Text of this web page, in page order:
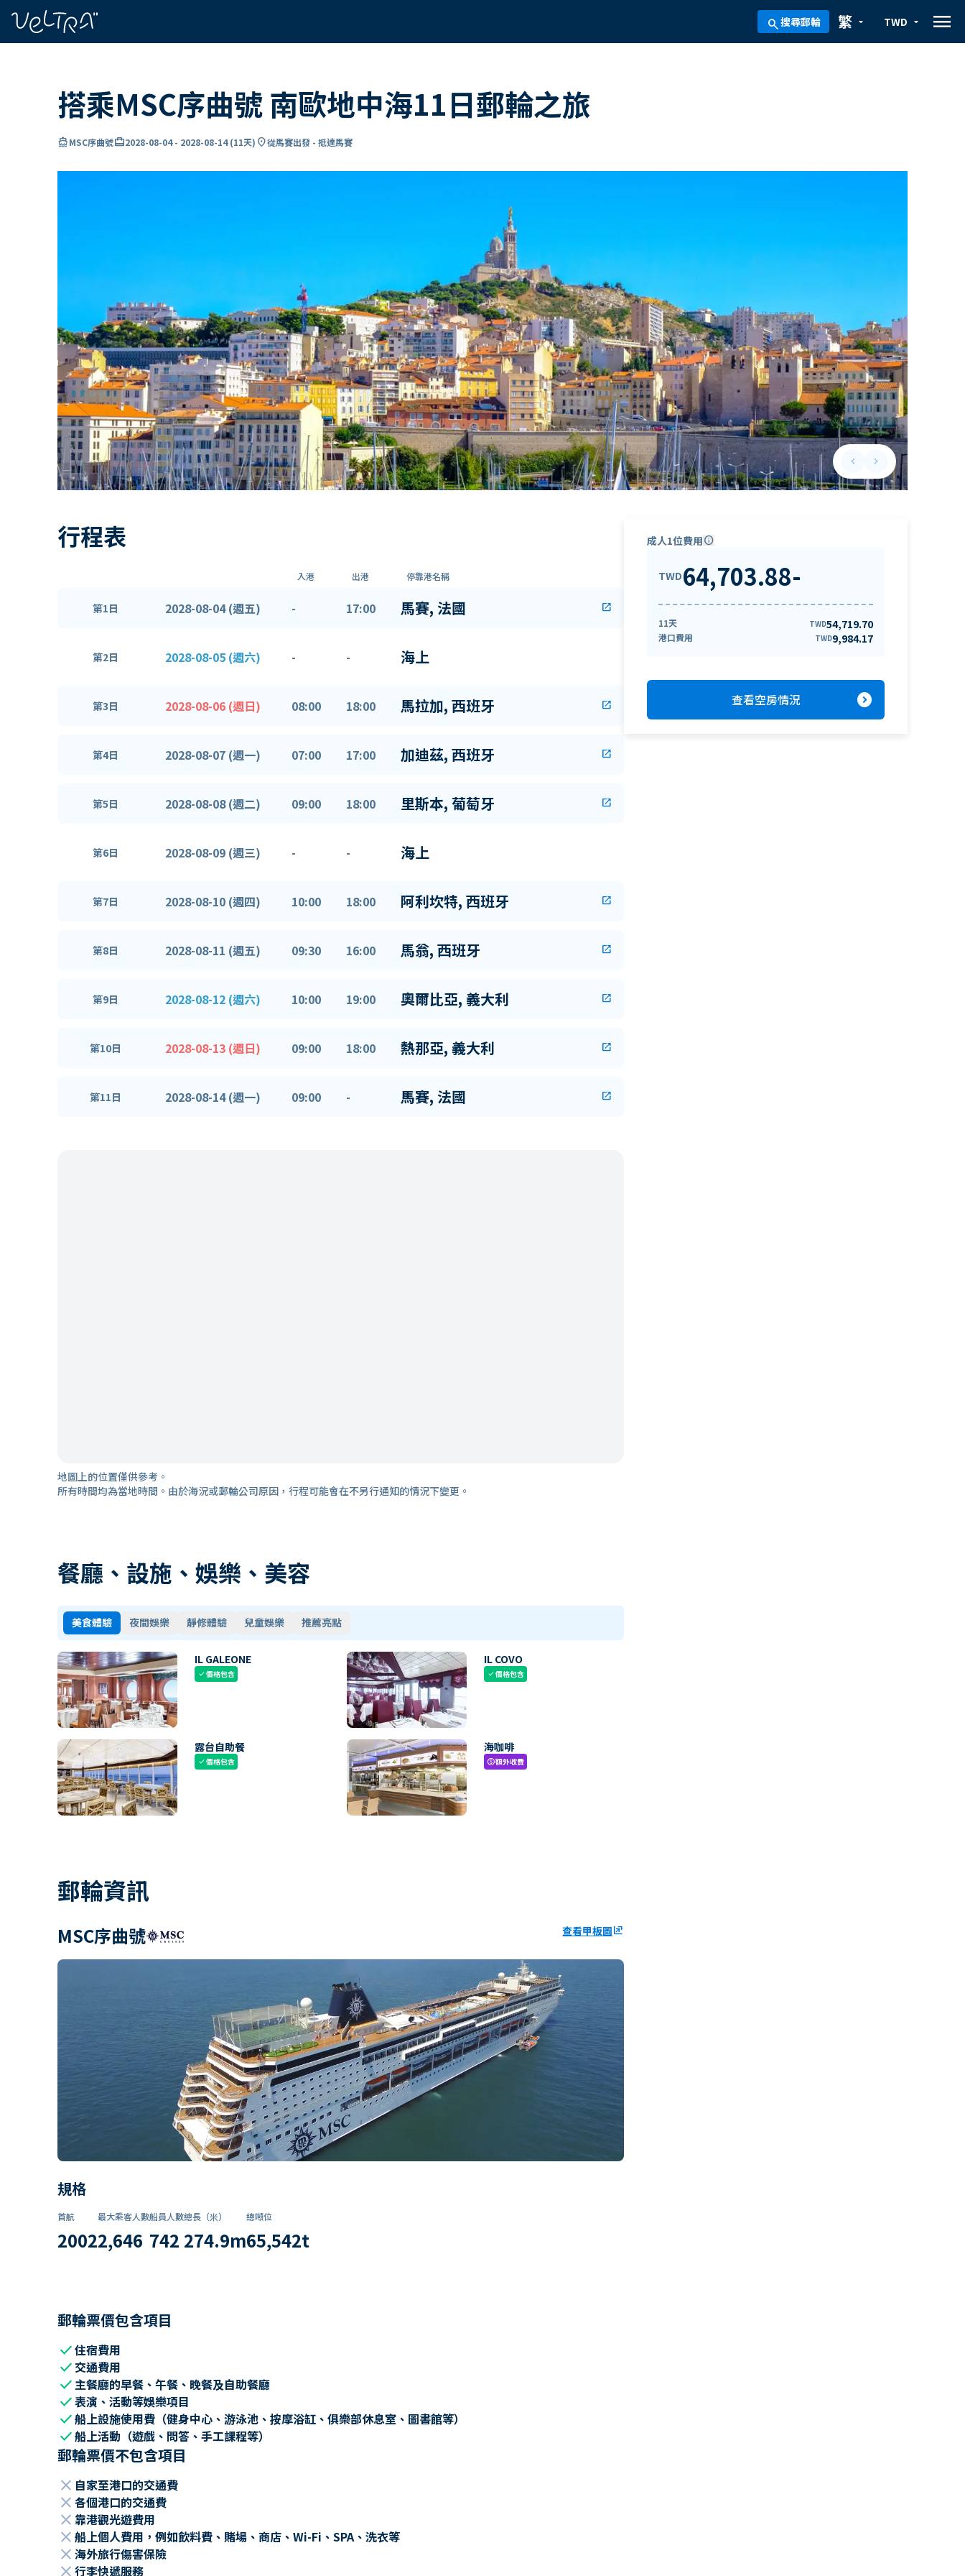
search搜尋郵輪 arrow_drop_down
繁 arrow_drop_down
TWD menu
搭乘MSC序曲號 南歐地中海11日郵輪之旅
directions_boatMSC序曲號card_travel2028-08-04- 2028-08-14(11天) location_on從馬賽出發 - 抵達馬賽
keyboard_arrow_leftPrevious slide
keyboard_arrow_rightNext slide
行程表
入港 出港 停靠港名稱
第1日 2028-08-04 (週五) - 17:00 馬賽, 法國 open_in_new
第2日 2028-08-05 (週六) - - 海上
第3日 2028-08-06 (週日) 08:00 18:00 馬拉加, 西班牙 open_in_new
第4日 2028-08-07 (週一) 07:00 17:00 加迪茲, 西班牙 open_in_new
第5日 2028-08-08 (週二) 09:00 18:00 里斯本, 葡萄牙 open_in_new
第6日 2028-08-09 (週三) - - 海上
第7日 2028-08-10 (週四) 10:00 18:00 阿利坎特, 西班牙 open_in_new
第8日 2028-08-11 (週五) 09:30 16:00 馬翁, 西班牙 open_in_new
第9日 2028-08-12 (週六) 10:00 19:00 奧爾比亞, 義大利 open_in_new
第10日 2028-08-13 (週日) 09:00 18:00 熱那亞, 義大利 open_in_new
第11日 2028-08-14 (週一) 09:00 - 馬賽, 法國 open_in_new
地圖上的位置僅供參考。
所有時間均為當地時間。由於海況或郵輪公司原因，行程可能會在不另行通知的情況下變更。
餐廳、設施、娛樂、美容
美食體驗 夜間娛樂 靜修體驗 兒童娛樂 推薦亮點
IL GALEONE
check價格包含
IL COVO
check價格包含
露台自助餐
check價格包含
海咖啡
paid額外收費
郵輪資訊
MSC序曲號 查看甲板圖ungroup
規格
首航
2002
最大乘客人數
2,646
船員人數
742
總長（米）
274.9m
總噸位
65,542t
郵輪票價包含項目
check住宿費用
check 交通費用
check主餐廳的早餐、午餐、晚餐及自助餐廳
check表演、活動等娛樂項目
check船上設施使用費（健身中心、游泳池、按摩浴缸、俱樂部休息室、圖書館等）
check船上活動（遊戲、問答、手工課程等）
郵輪票價不包含項目
close 自家至港口的交通費
close 各個港口的交通費
close 靠港觀光遊費用
close 船上個人費用，例如飲料費、賭場、商店、Wi-Fi、SPA、洗衣等
close 海外旅行傷害保險
close 行李快遞服務
成人1位費用info
TWD64,703.88-
11天 TWD54,719.70
港口費用 TWD9,984.17
查看空房情況 expand_circle_right